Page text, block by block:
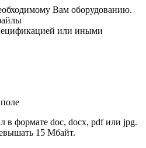
Вам оборудованию.
или иными
в формате doc, docx, pdf или jpg.
15 Мбайт.